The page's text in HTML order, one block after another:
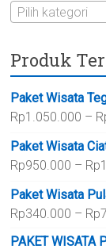
Pilih kategori
Produk
Paket Wisata
Rp1.050.000 –
Paket Wisata
Rp950.000 – Rp
Paket Wisata
Rp340.000 – Rp
PAKET WISATA